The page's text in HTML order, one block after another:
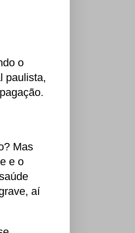
o
paulista,
Mas
e o
aí